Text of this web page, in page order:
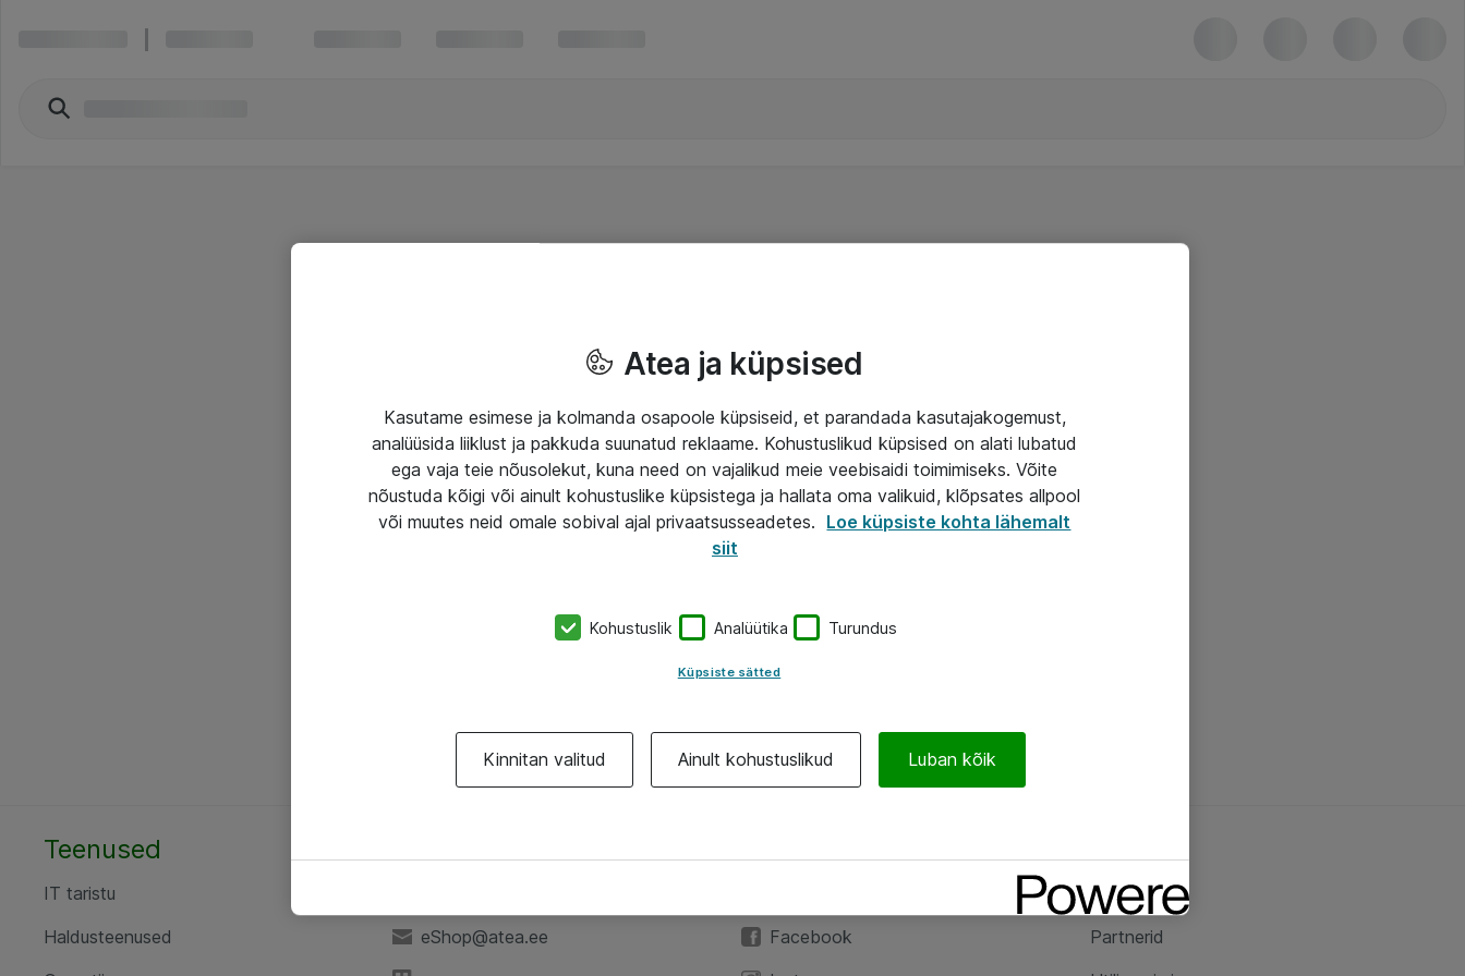
Teenused
IT taristu
Haldusteenused
eShop@atea.ee
Facebook
Ateast
Partnerid
Atea ja küpsised
Kasutame esimese ja kolmanda osapoole küpsiseid, et parandada kasutajakogemust,
analüüsida liiklust ja pakkuda suunatud reklaame. Kohustuslikud küpsised on alati lubatud
ega vaja teie nõusolekut, kuna need on vajalikud meie veebisaidi toimimiseks. Võite
nõustuda kõigi või ainult kohustuslike küpsistega ja hallata oma valikuid, klõpsates allpool
või muutes neid omale sobival ajal privaatsusseadetes. Loe küpsiste kohta lähemalt
siit
Kohustuslik Analüütika Turundus
Küpsiste sätted
Kinnitan valitud Ainult kohustuslikud Luban kõik